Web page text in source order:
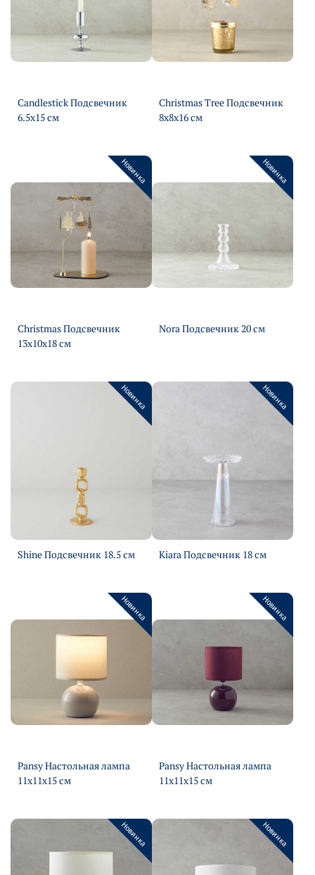
Candlestick Подсвечник
6.5х15 см
Christmas Tree Подсвечник
8х8х16 см
Новинка
Christmas Подсвечник
13х10х18 см
Новинка
Nora Подсвечник 20 см
Новинка
Shine Подсвечник 18.5 см
Новинка
Kiara Подсвечник 18 см
Новинка
Pansy Настольная лампа
11х11х15 см
Новинка
Pansy Настольная лампа
11х11х15 см
Новинка Новинка